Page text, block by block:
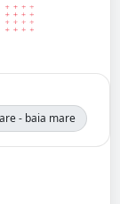
- baia mare